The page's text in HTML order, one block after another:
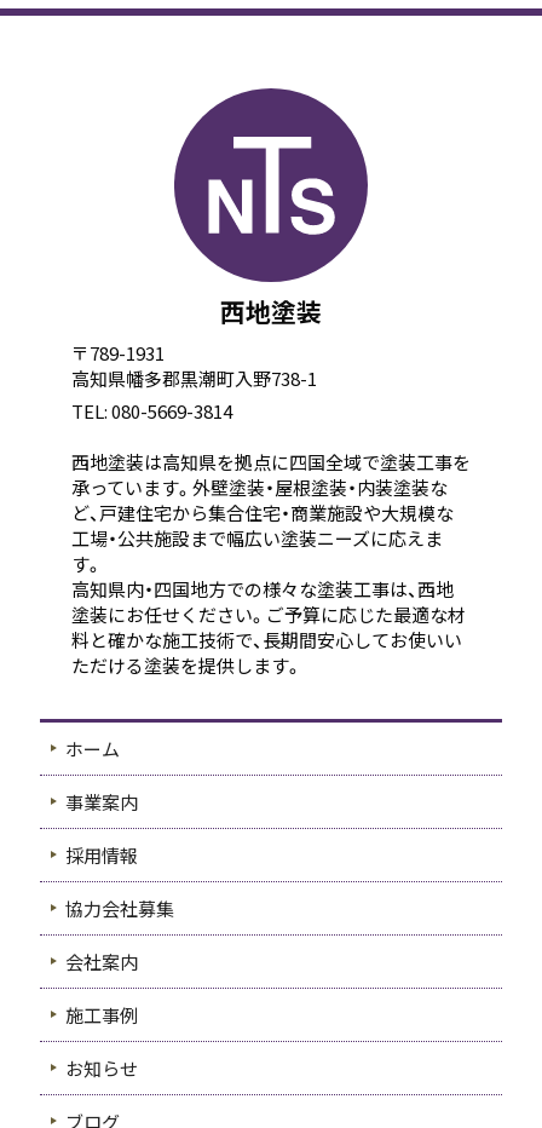
西地塗装
〒789-1931
高知県幡多郡黒潮町入野738-1
TEL: 080-5669-3814
西地塗装は高知県を拠点に四国全域で塗装工事を
承っています。外壁塗装・屋根塗装・内装塗装な
ど、戸建住宅から集合住宅・商業施設や大規模な
工場・公共施設まで幅広い塗装ニーズに応えま
す。
高知県内・四国地方での様々な塗装工事は、西地
塗装にお任せください。ご予算に応じた最適な材
料と確かな施工技術で、長期間安心してお使いい
ただける塗装を提供します。
ホーム
事業案内
採用情報
協力会社募集
会社案内
施工事例
お知らせ
ブログ